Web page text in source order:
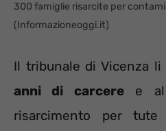
300 famiglie risarcite per
(Informazioneoggi.it)
Il tribunale di Vicenza
anni di carceree al
risarcimento per